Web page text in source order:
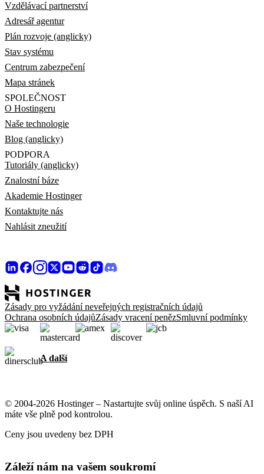
Vzdělávací partnerství
Adresář agentur
Plán rozvoje (anglicky)
Stav systému
Centrum zabezpečení
Mapa stránek
SPOLEČNOST
O Hostingeru
Naše technologie
Blog (anglicky)
PODPORA
Tutoriály (anglicky)
Znalostní báze
Akademie Hostinger
Kontaktujte nás
Nahlásit zneužití
Zásady pro vyžádání neveřejných registračních údajů
Ochrana osobních údajůZásady vracení penězSmluvní podmínky
A další
© 2004-2026 Hostinger – Nastartujte svůj online úspěch. S naší AI
máte vše plně pod kontrolou.
Ceny jsou uvedeny bez DPH
Záleží nám na vašem soukromí